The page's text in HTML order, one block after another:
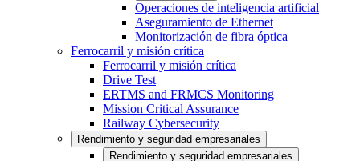
Operaciones de inteligencia artificial
Aseguramiento de Ethernet
Monitorización de fibra óptica
Ferrocarril y misión crítica
Ferrocarril y misión crítica
Drive Test
ERTMS and FRMCS Monitoring
Mission Critical Assurance
Railway Cybersecurity
Rendimiento y seguridad empresariales
Rendimiento y seguridad empresariales